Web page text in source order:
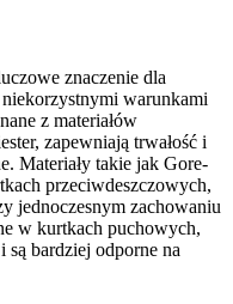
znaczenie dla
warunkami
z materiałów
zapewniają trwałość i
Materiały takie jak Gore-
przeciwdeszczowych,
jednoczesnym zachowaniu
w kurtkach puchowych,
są bardziej odporne na